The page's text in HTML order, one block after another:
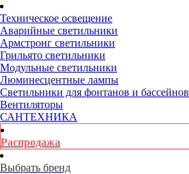
Техническое освещение
Аварийные светильники
Армстронг светильники
Грильято светильники
Модульные светильники
Люминесцентные лампы
Светильники для фонтанов и бассейнов
Вентиляторы
САНТЕХНИКА
Распродажа
Выбрать бренд